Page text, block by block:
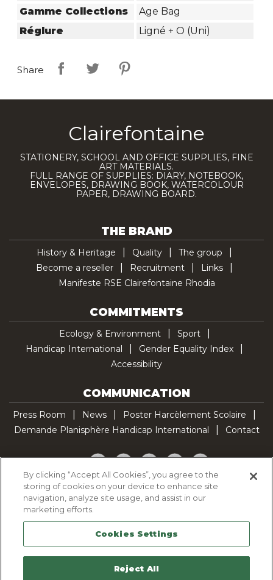
Gamme Collections
Age Bag
Réglure
Ligné + O (Uni)
Share
Clairefontaine
STATIONERY, SCHOOL AND OFFICE SUPPLIES, FINE
ART MATERIALS.
FULL RANGE OF SUPPLIES: DIARY, NOTEBOOK,
ENVELOPES, DRAWING BOOK, WATERCOLOUR
PAPER, DRAWING BOARD.
THE BRAND
History & Heritage Quality
The group
Become a reseller
Recruitment
Links
Manifeste RSE Clairefontaine Rhodia
COMMITMENTS
Ecology & Environment
Sport
Handicap International
Gender Equality Index
Accessibility
COMMUNICATION
Press Room News
Poster Harcèlement Scolaire
Demande Planisphère Handicap International
Contact
Facebook
TwitterYouTubePinterestTikTok
Cookie Policy
Legal Notice
Sitemap
Contactez-nous
By clicking “Accept All Cookies”, you agree to the
storing of cookies on your device to enhance site
navigation, analyze site usage, and assist in our
marketing efforts.
Cookies Settings
Reject All